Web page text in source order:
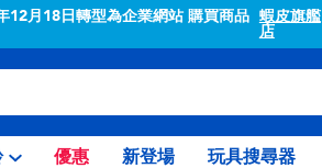
月18日轉型為企業網站 購買商品 蝦皮旗艦
店
優惠 新登場 玩具搜尋器